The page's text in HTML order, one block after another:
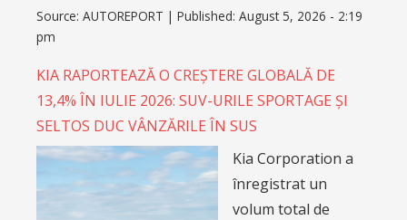
Source: AUTOREPORT | Published: August 5, 2026 - 2:19
pm
KIA RAPORTEAZĂ O CREȘTERE GLOBALĂ DE
13,4% ÎN IULIE 2026: SUV-URILE SPORTAGE ȘI
SELTOS DUC VÂNZĂRILE ÎN SUS
Kia Corporation a
înregistrat un
volum total de